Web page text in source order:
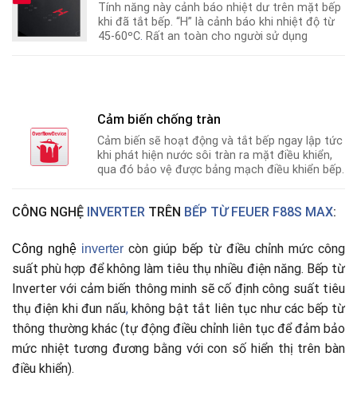
Tính năng này cảnh báo nhiệt dư trên mặt bếp
khi đã tắt bếp. “H” là cảnh báo khi nhiệt độ từ
45-60ºC. Rất an toàn cho người sử dụng
Cảm biến chống tràn
Cảm biến sẽ hoạt động và tắt bếp ngay lập tức
khi phát hiện nước sôi tràn ra mặt điều khiển,
qua đó bảo vệ được bảng mạch điều khiển bếp.
CÔNG NGHỆ INVERTER TRÊN BẾP TỪ FEUER F88S MAX:
Công nghệ inverter còn giúp bếp từ điều chỉnh mức công
suất phù hợp để không làm tiêu thụ nhiều điện năng. Bếp từ
Inverter với cảm biến thông minh sẽ cố định công suất tiêu
thụ điện khi đun nấu,không bật tắt liên tục như các bếp từ
thông thường khác (tự động điều chỉnh liên tục để đảm bảo
mức nhiệt tương đương bằng với con số hiển thị trên bàn
điều khiển).